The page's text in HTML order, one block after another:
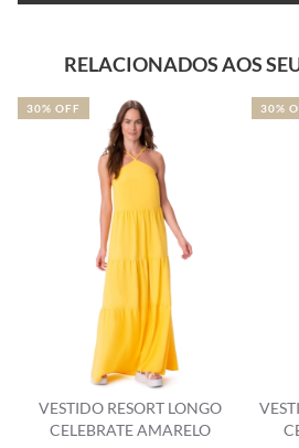
RELACIONADOS AOS
VESTIDO RESORT LONGO
CELEBRATE AMARELO
30% OFF 30%